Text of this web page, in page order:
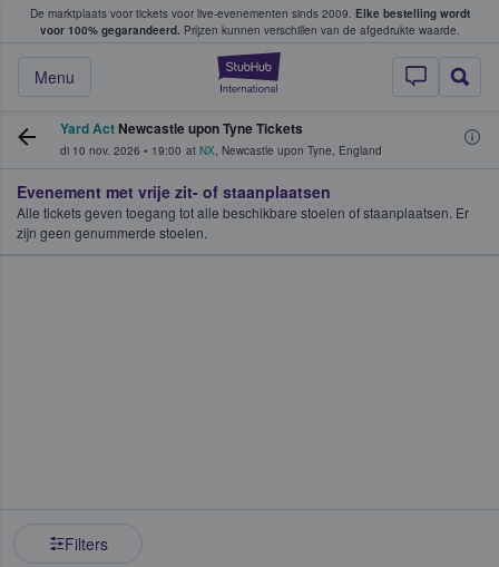
De marktplaats voor tickets voor live-evenementen sinds 2009. Elke bestelling wordt
voor 100% gegarandeerd. Prijzen kunnen verschillen van de afgedrukte waarde.
StubHub: waar
Menu
tickets kopen en verkopen
Yard Act Newcastle upon Tyne Tickets
di 10 nov. 2026 • 19:00 at NX, Newcastle upon Tyne, England
Evenement met vrije zit- of staanplaatsen
Alle tickets geven toegang tot alle beschikbare stoelen of staanplaatsen. Er
zijn geen genummerde stoelen.
Filters